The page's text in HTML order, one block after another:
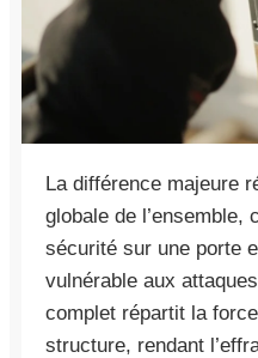
La différence majeure
globale de l’ensemble,
sécurité sur une porte
vulnérable aux
complet répartit la
structure, rendant